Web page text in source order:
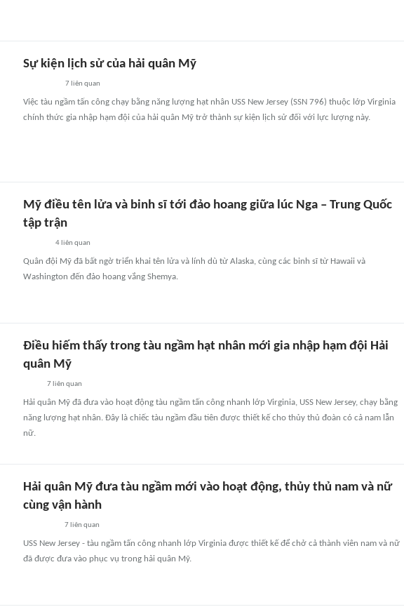
Sự kiện lịch sử của hải quân Mỹ
7 liên quan
Việc tàu ngầm tấn công chạy bằng năng lượng hạt nhân USS New Jersey (SSN 796) thuộc lớp Virginia
chính thức gia nhập hạm đội của hải quân Mỹ trở thành sự kiện lịch sử đối với lực lượng này.
Mỹ điều tên lửa và binh sĩ tới đảo hoang giữa lúc Nga – Trung Quốc
tập trận
4liên quan
Quân đội Mỹ đã bất ngờ triển khai tên lửa và lính dù từ Alaska, cùng các binh sĩ từ Hawaii và
Washington đến đảo hoang vắng Shemya.
Điều hiếm thấy trong tàu ngầm hạt nhân mới gia nhập hạm đội Hải
quân Mỹ
7liên quan
Hải quân Mỹ đã đưa vào hoạt động tàu ngầm tấn công nhanh lớp Virginia, USS New Jersey, chạy bằng
năng lượng hạt nhân. Đây là chiếc tàu ngầm đầu tiên được thiết kế cho thủy thủ đoàn có cả nam lẫn
nữ.
Hải quân Mỹ đưa tàu ngầm mới vào hoạt động, thủy thủ nam và nữ
cùng vận hành
7liên quan
USS New Jersey - tàu ngầm tấn công nhanh lớp Virginia được thiết kế để chở cả thành viên nam và nữ
đã được đưa vào phục vụ trong hải quân Mỹ.